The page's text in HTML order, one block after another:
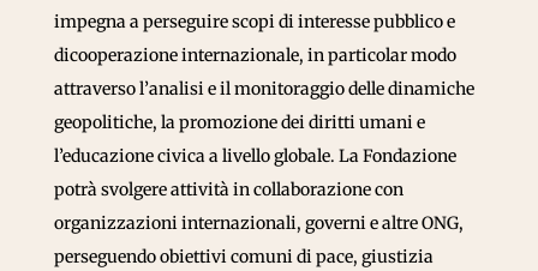
impegna a perseguire scopi di interesse pubblico e
dicooperazione internazionale, in particolar modo
attraverso l’analisi e il monitoraggio delle dinamiche
geopolitiche, la promozione dei diritti umani e
l’educazione civica a livello globale. La Fondazione
potrà svolgere attività in collaborazione con
organizzazioni internazionali, governi e altre ONG,
perseguendo obiettivi comuni di pace, giustizia